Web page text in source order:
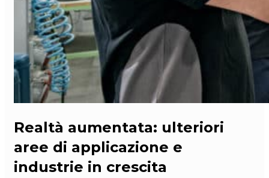
Realtà aumentata: ulteriori
aree di applicazione e
industrie in crescita